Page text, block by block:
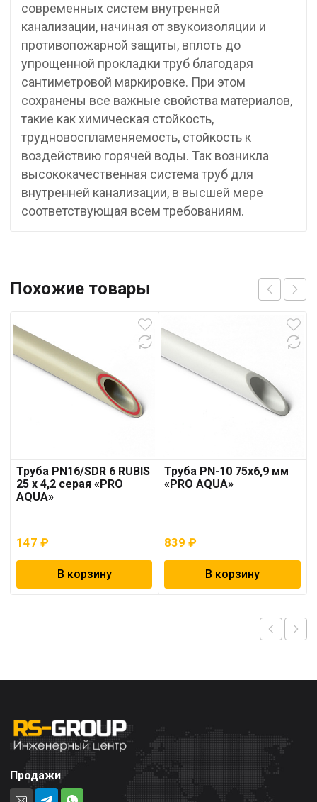
современных систем внутренней
канализации, начиная от звукоизоляции и
противопожарной защиты, вплоть до
упрощенной прокладки труб благодаря
сантиметровой маркировке. При этом
сохранены все важные свойства материалов,
такие как химическая стойкость,
трудновоспламеняемость, стойкость к
воздействию горячей воды. Так возникла
высококачественная система труб для
внутренней канализации, в высшей мере
соответствующая всем требованиям.
Похожие товары
Труба PN16/SDR 6 RUBIS
25 x 4,2 серая «PRO
AQUA»
147 ₽
В корзину
Труба PN-10 75х6,9 мм
«PRO AQUA»
839₽
В корзину
Продажи